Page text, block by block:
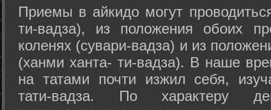
Приемы в айкидо могут
ти-вадза), из положения обоих
коленях (сувари-вадза) и из
(ханми ханта- ти-вадза). В наше
на татами почти изжил себя,
тати-вадза. По характеру